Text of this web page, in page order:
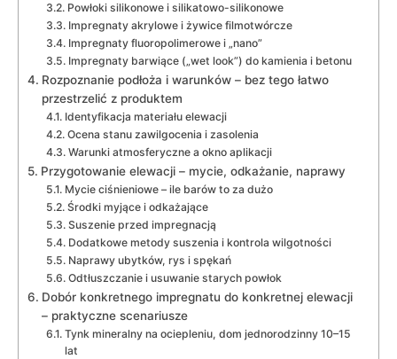
Powłoki silikonowe i silikatowo-silikonowe
Impregnaty akrylowe i żywice filmotwórcze
Impregnaty fluoropolimerowe i „nano”
Impregnaty barwiące („wet look”) do kamienia i betonu
Rozpoznanie podłoża i warunków – bez tego łatwo
przestrzelić z produktem
Identyfikacja materiału elewacji
Ocena stanu zawilgocenia i zasolenia
Warunki atmosferyczne a okno aplikacji
Przygotowanie elewacji – mycie, odkażanie, naprawy
Mycie ciśnieniowe – ile barów to za dużo
Środki myjące i odkażające
Suszenie przed impregnacją
Dodatkowe metody suszenia i kontrola wilgotności
Naprawy ubytków, rys i spękań
Odtłuszczanie i usuwanie starych powłok
Dobór konkretnego impregnatu do konkretnej elewacji
– praktyczne scenariusze
Tynk mineralny na ociepleniu, dom jednorodzinny 10–15
lat